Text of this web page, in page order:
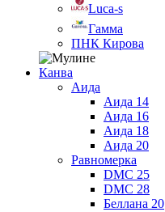
Luca-s
Гамма
ПНК Кирова
Канва
Аида
Аида 14
Аида 16
Аида 18
Аида 20
Равномерка
DMC 25
DMC 28
Беллана 20